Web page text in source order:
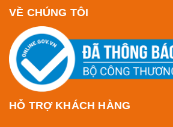
VỀ CHÚNG TÔI
HỖ TRỢ KHÁCH HÀNG